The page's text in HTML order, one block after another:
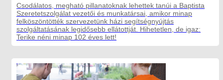
Csodálatos, megható pillanatoknak lehettek tanúi a Baptista
Szeretetszolgálat vezetői és munkatársai, amikor minap
felköszöntötték szervezetünk házi segítségnyújtás
szolgáltatásának legidősebb ellátottját. Hihetetlen, de igaz:
Terike néni minap 102 éves lett!